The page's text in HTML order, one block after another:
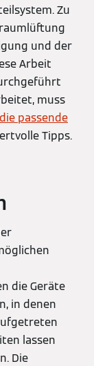
Zu
und der
Arbeit
muss
die passende
Tipps.
die Geräte
in denen
lassen
Die